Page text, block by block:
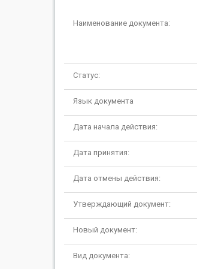
Наименование документа:
Статус:
Язык документа
Дата начала действия:
Дата принятия:
Дата отмены действия:
Утверждающий документ:
Новый документ:
Вид документа: